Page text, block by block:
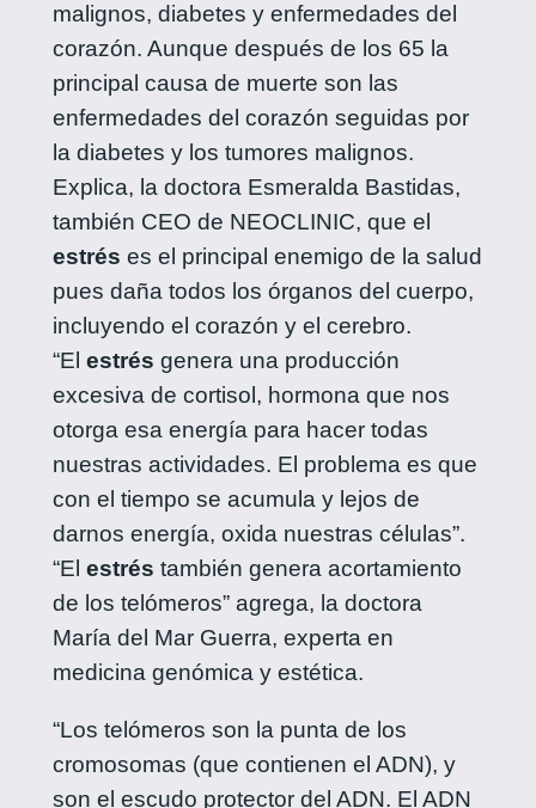
malignos, diabetes y enfermedades del
corazón. Aunque después de los 65 la
principal causa de muerte son las
enfermedades del corazón seguidas por
la diabetes y los tumores malignos.
Explica, la doctora Esmeralda Bastidas,
también CEO de NEOCLINIC, que el
estrés es el principal enemigo de la salud
pues daña todos los órganos del cuerpo,
incluyendo el corazón y el cerebro.
“El estrés genera una producción
excesiva de cortisol, hormona que nos
otorga esa energía para hacer todas
nuestras actividades. El problema es que
con el tiempo se acumula y lejos de
darnos energía, oxida nuestras células”.
“El estrés también genera acortamiento
de los telómeros” agrega, la doctora
María del Mar Guerra, experta en
medicina genómica y estética.
“Los telómeros son la punta de los
cromosomas (que contienen el ADN), y
son el escudo protector del ADN. El ADN